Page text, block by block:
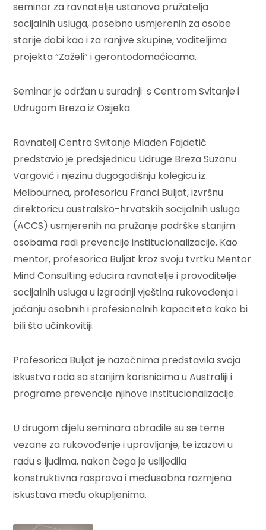
seminar za ravnatelje ustanova pružatelja
socijalnih usluga, posebno usmjerenih za osobe
starije dobi kao i za ranjive skupine, voditeljima
projekta “Zaželi” i gerontodomaćicama.
Seminar je održan u suradnji s Centrom Svitanje i
Udrugom Breza iz Osijeka.
Ravnatelj Centra Svitanje Mladen Fajdetić
predstavio je predsjednicu Udruge Breza Suzanu
Vargović i njezinu dugogodišnju kolegicu iz
Melbournea, profesoricu Franci Buljat, izvršnu
direktoricu australsko-hrvatskih socijalnih usluga
(ACCS) usmjerenih na pružanje podrške starijim
osobama radi prevencije institucionalizacije. Kao
mentor, profesorica Buljat kroz svoju tvrtku Mentor
Mind Consulting educira ravnatelje i provoditelje
socijalnih usluga u izgradnji vještina rukovođenja i
jačanju osobnih i profesionalnih kapaciteta kako bi
bili što učinkovitiji.
Profesorica Buljat je nazočnima predstavila svoja
iskustva rada sa starijim korisnicima u Australiji i
programe prevencije njihove institucionalizacije.
U drugom dijelu seminara obradile su se teme
vezane za rukovođenje i upravljanje, te izazovi u
radu s ljudima, nakon čega je uslijedila
konstruktivna rasprava i međusobna razmjena
iskustava među okupljenima.